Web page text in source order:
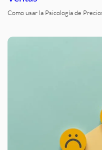
Como usar la Psicología de